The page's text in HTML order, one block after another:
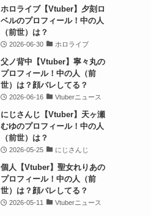
ホロライブ【Vtuber】夕刻ロ
ベルのプロフィール！中の人
（前世）は？
2026-06-30 ホロライブ
父ノ背中【Vtuber】寧々丸の
プロフィール！中の人（前
世）は？顔バレしてる？
2026-06-16 Vtuberニュース
にじさんじ【Vtuber】天ヶ瀬
むゆのプロフィール！中の人
（前世）は？
2026-05-25 にじさんじ
個人【Vtuber】聖女れりあの
プロフィール！中の人（前
世）は？顔バレしてる？
2026-05-11 Vtuberニュース